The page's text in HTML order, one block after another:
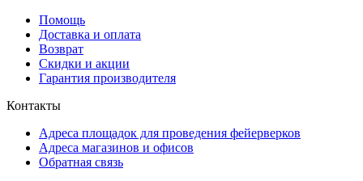
Помощь
Доставка и оплата
Возврат
Скидки и акции
Гарантия производителя
Контакты
Адреса площадок для проведения фейерверков
Адреса магазинов и офисов
Обратная связь